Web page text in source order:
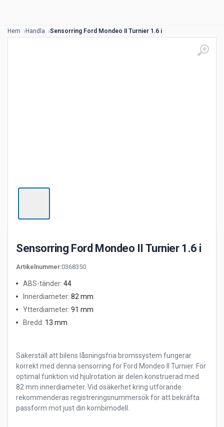
Hem Handla Sensorring Ford Mondeo II Turnier 1.6 i
Sensorring Ford Mondeo II Turnier 1.6 i
Artikelnummer:0368350
ABS-tänder: 44
Innerdiameter: 82 mm
Ytterdiameter: 91 mm
Bredd: 13 mm
Säkerställ att bilens låsningsfria bromssystem fungerar
korrekt med denna sensorring för Ford Mondeo II Turnier. För
optimal funktion vid hjulrotation är delen konstruerad med
82 mm innerdiameter. Vid osäkerhet kring utförande
rekommenderas registreringsnummersök för att bekräfta
passform mot just din kombimodell.